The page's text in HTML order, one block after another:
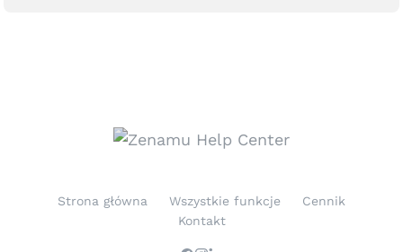
Strona główna Wszystkie funkcje
Cennik
Kontakt